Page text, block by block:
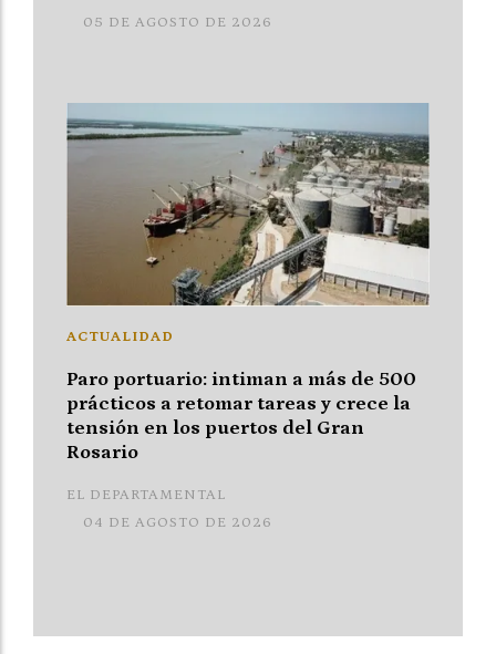
05 DE AGOSTO DE 2026
Paro portuario: intiman a más de 500
prácticos a retomar tareas y crece la
tensión en los puertos del Gran
Rosario
EL DEPARTAMENTAL
ACTUALIDAD
04 DE AGOSTO DE 2026